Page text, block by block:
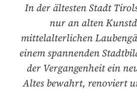
In der ältesten Stadt
nur an alten
mittelalterlichen
einem spannenden
der Vergangenheit ein
Altes bewahrt, renoviert